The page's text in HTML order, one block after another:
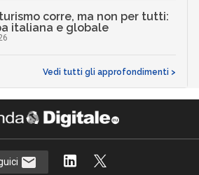
turismo corre, ma non per tutti:
italiana e globale
Vedi tutti gli approfondimenti >